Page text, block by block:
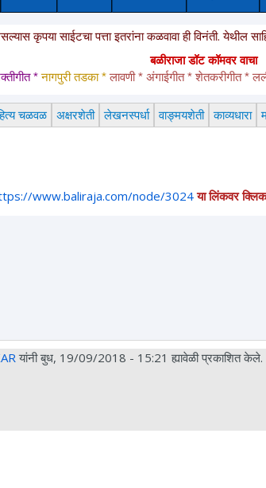
कृपया साईटचा पत्ता इतरांना कळवावा ही विनंती. येथील
बळीराजा डॉट कॉमवर वाचा
* नागपुरी तडका * लावणी * अंगाईगीत * शेतकरीगीत *
चळवळ अक्षरशेती लेखनस्पर्धा वाङ्मयशेती काव्यधारा
www.baliraja.com/node/3024 या लिंकवर
यांनी बुध, 19/09/2018 - 15:21 ह्यावेळी प्रकाशित केले.